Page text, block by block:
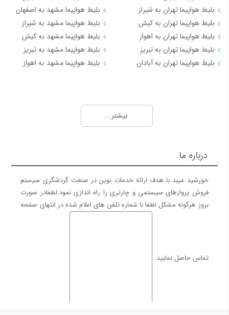
مسکو(ونوکووا)
20,511
سنت پتر بورگ
30,047
لاهور
58,393
پوکت
70,762
4,060
11,161
آبادان
دالامان
29,087
زابل
11,928
5,266
رامسر
مزارشریف
15,664
تفلیس
25,660
زابل
7,543
7,584
بندرعباس
گرگان
8,502
بلیط هواپیما تهران به شیراز
بلیط هواپیما تهران به کیش
بلیط هواپیما تهران به اهواز
بلیط هواپیما تهران به تبریز
بلیط هواپیما تهران به آبادان
بلیط هواپیما مشهد به اصفهان
بلیط هواپیما مشهد به شیراز
بلیط هواپیما مشهد به کیش
بلیط هواپیما مشهد به تبریز
بلیط هواپیما مشهد به اهواز
بلیط هواپیما کیش به تهران
بلیط هواپیما کیش به اهواز
بلیط هواپیما کیش به بندرعباس
مسیرهای منتخب بلیط هواپیما و چارتر 4
بلیط هواپیما اصفهان به مشهد
بیشتر...
درباره ما
خورشید میبد با هدف ارائه خدمات نوین در صنعت گردشگری سیستم
فروش پروازهای سیستمی و چارتری را راه اندازی نمود.لطفادر صورت
بروز هرگونه مشکل لطفا با شماره تلفن های اعلام شده در انتهای صفحه
تماس حاصل نمایید.